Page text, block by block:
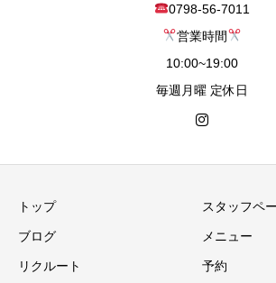
0798-56-7011
営業時間
10:00~19:00
毎週月曜 定休日
トップ スタッフペ
ブログ メニュー
リクルート 予約